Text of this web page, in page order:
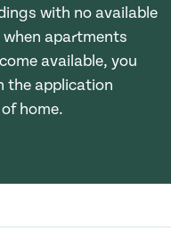
with no available
apartments
available, you
the application
home.